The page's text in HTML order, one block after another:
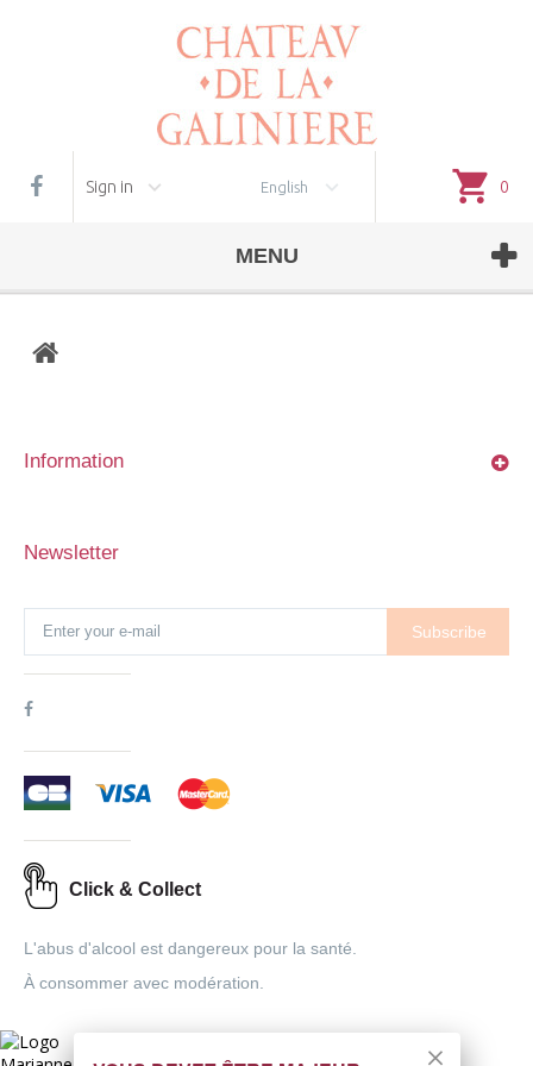
English 0
Sign in
MENU
Information
Newsletter
Subscribe
Click & Collect
L'abus d'alcool est dangereux pour la santé.
À consommer avec modération.